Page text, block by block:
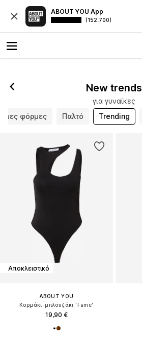
ABOUT YOU App
(152.700)
New trends
για γυναίκες
φόρμες
Παλτό Trending
Αποκλειστικό
ABOUT YOU
Κορμάκι-μπλουζάκι 'Fame'
19,90 €